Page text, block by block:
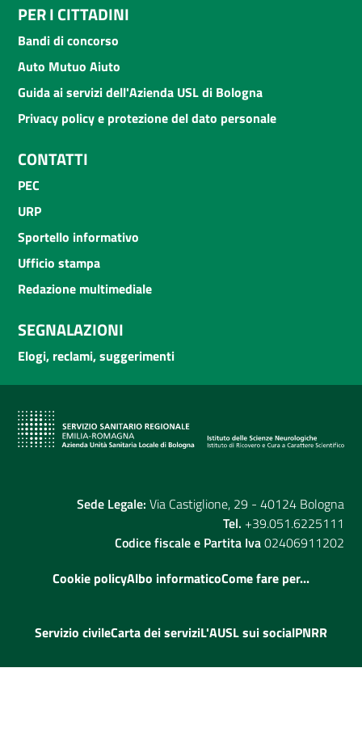
PER I CITTADINI
Bandi di concorso
Auto Mutuo Aiuto
Guida ai servizi dell'Azienda USL di Bologna
Privacy policy e protezione del dato personale
CONTATTI
PEC
URP
Sportello informativo
Ufficio stampa
Redazione multimediale
SEGNALAZIONI
Elogi, reclami, suggerimenti
Sede Legale: Via Castiglione, 29 - 40124 Bologna
Tel. +39.051.6225111
Codice fiscale e Partita Iva02406911202
Cookie policyAlbo informaticoCome fare per...
Servizio civileCarta dei serviziL'AUSL sui socialPNRR